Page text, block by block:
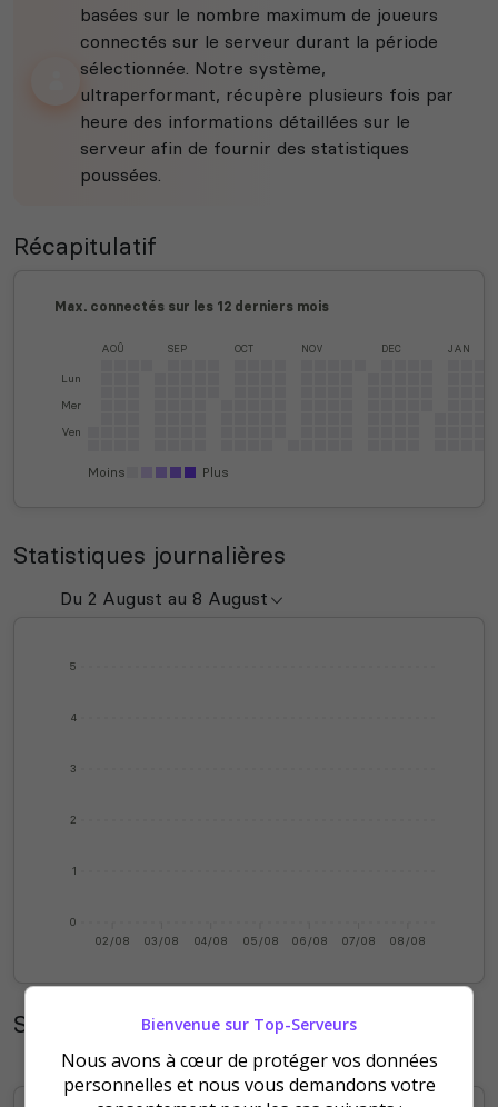
basées sur le nombre maximum de joueurs
connectés sur le serveur durant la période
sélectionnée. Notre système,
ultraperformant, récupère plusieurs fois par
heure des informations détaillées sur le
serveur afin de fournir des statistiques
poussées.
Récapitulatif
Max. connectés sur les 12 derniers mois
Lun
Mer
Ven
AOÛ SEP OCT NOV DEC JAN
Moins Plus
Statistiques journalières
0
1
2
3
4
5
02/08 03/08 04/08 05/08 06/08 07/08 08/08
Statistiques mensuelles
Bienvenue sur Top-Serveurs
Nous avons à cœur de protéger vos données
personnelles et nous vous demandons votre